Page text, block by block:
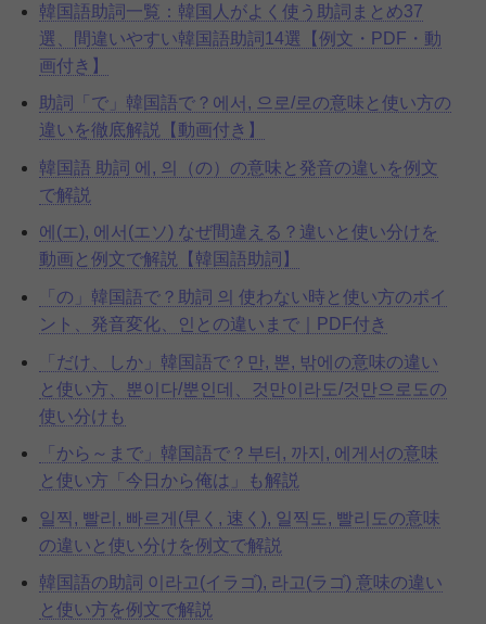
韓国語助詞一覧：韓国人がよく使う助詞まとめ37
選、間違いやすい韓国語助詞14選【例文・PDF・動
画付き】
助詞「で」韓国語で？에서, 으로/로の意味と使い方の
違いを徹底解説【動画付き】
韓国語 助詞 에, 의（の）の意味と発音の違いを例文
で解説
에(エ), 에서(エソ) なぜ間違える？違いと使い分けを
動画と例文で解説【韓国語助詞】
「の」韓国語で？助詞 의 使わない時と使い方のポイ
ント、発音変化、인との違いまで｜PDF付き
「だけ、しか」韓国語で？만, 뿐, 밖에の意味の違い
と使い方、뿐이다/뿐인데、것만이라도/것만으로도の
使い分けも
「から～まで」韓国語で？부터, 까지, 에게서の意味
と使い方「今日から俺は」も解説
일찍, 빨리, 빠르게(早く, 速く), 일찍도, 빨리도の意味
の違いと使い分けを例文で解説
韓国語の助詞 이라고(イラゴ), 라고(ラゴ) 意味の違い
と使い方を例文で解説